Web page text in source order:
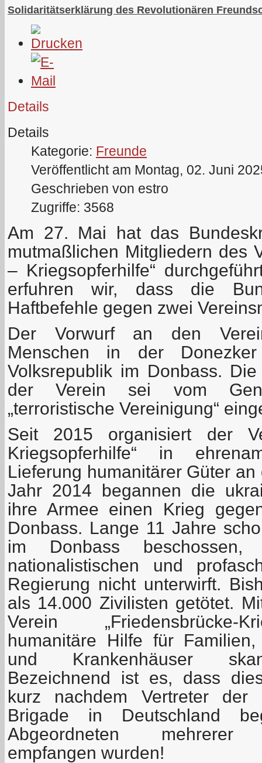
Solidaritätserklärung des Revolutionären
Details
Details
Kategorie: Freunde
Veröffentlicht am Montag, 02. Juni
Geschrieben von estro
Zugriffe: 3568
Am 27. Mai hat das
mutmaßlichen Mitgliedern des
– Kriegsopferhilfe“
erfuhren wir, dass die
Haftbefehle gegen zwei
Der Vorwurf an den
Menschen in der
Volksrepublik im Donbass. Die
der Verein sei vom
„terroristische Vereinigung“
Seit 2015 organisiert der
Kriegsopferhilfe“ in
Lieferung humanitärer Güter
Jahr 2014 begannen die
ihre Armee einen Krieg
Donbass. Lange 11 Jahre
im Donbass
nationalistischen und
Regierung nicht unterwirft.
als 14.000 Zivilisten getötet.
Verein „Friedensbrücke-
humanitäre Hilfe für
und Krankenhäuser
Bezeichnend ist es, dass
kurz nachdem Vertreter der
Brigade in Deutschland
Abgeordneten mehrerer
empfangen wurden!